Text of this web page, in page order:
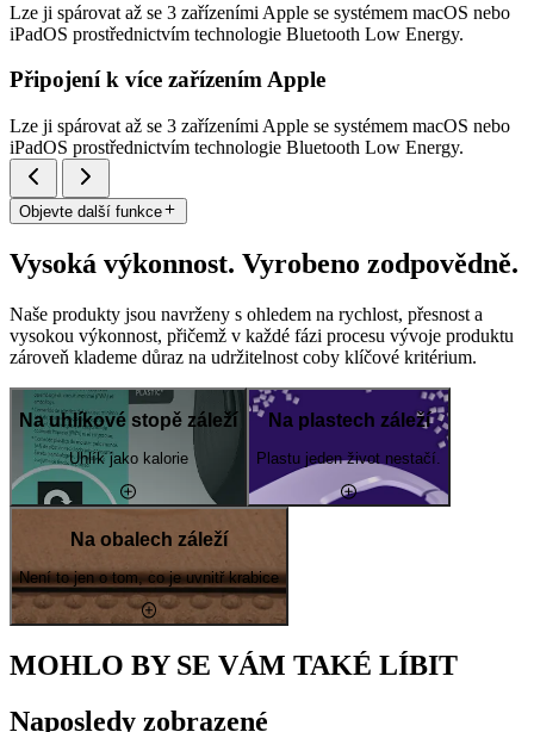
Lze ji spárovat až se 3 zařízeními Apple se systémem macOS nebo
iPadOS prostřednictvím technologie Bluetooth Low Energy.
Připojení k více zařízením Apple
Lze ji spárovat až se 3 zařízeními Apple se systémem macOS nebo
iPadOS prostřednictvím technologie Bluetooth Low Energy.
Objevte další funkce
Vysoká výkonnost. Vyrobeno zodpovědně.
Naše produkty jsou navrženy s ohledem na rychlost, přesnost a
vysokou výkonnost, přičemž v každé fázi procesu vývoje produktu
zároveň klademe důraz na udržitelnost coby klíčové kritérium.
Na uhlíkové stopě záleží
Uhlík jako kalorie
Na plastech záleží
Plastu jeden život nestačí.
Na obalech záleží
Není to jen o tom, co je uvnitř krabice
MOHLO BY SE VÁM TAKÉ LÍBIT
Naposledy zobrazené